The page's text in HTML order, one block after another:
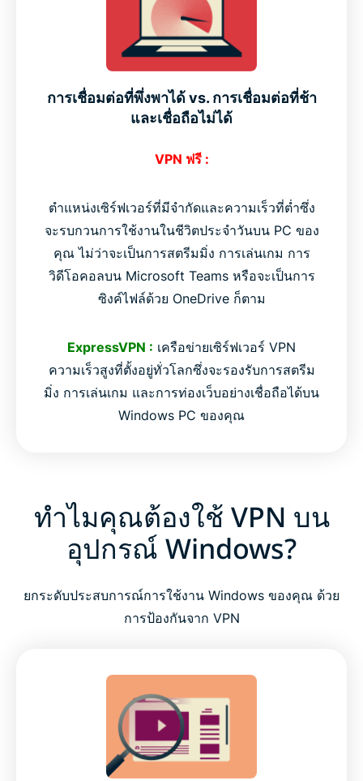
การเชื่อมต่อที่พึ่งพาได้ vs. การเชื่อมต่อที่ช้า
และเชื่อถือไม่ได้
VPN ฟรี :
ตำแหน่งเซิร์ฟเวอร์ที่มีจำกัดและความเร็วที่ต่ำซึ่ง
จะรบกวนการใช้งานในชีวิตประจำวันบน PC ของ
คุณ ไม่ว่าจะเป็นการสตรีมมิ่ง การเล่นเกม การ
วิดีโอคอลบน Microsoft Teams หรือจะเป็นการ
ซิงค์ไฟล์ด้วย OneDrive ก็ตาม
ExpressVPN : เครือข่ายเซิร์ฟเวอร์ VPN
ความเร็วสูงที่ตั้งอยู่ทั่วโลกซึ่งจะรองรับการสตรีม
มิ่ง การเล่นเกม และการท่องเว็บอย่างเชื่อถือได้บน
Windows PC ของคุณ
ทำไมคุณต้องใช้ VPN บน
อุปกรณ์ Windows?
ยกระดับประสบการณ์การใช้งาน Windows ของคุณ ด้วย
การป้องกันจาก VPN